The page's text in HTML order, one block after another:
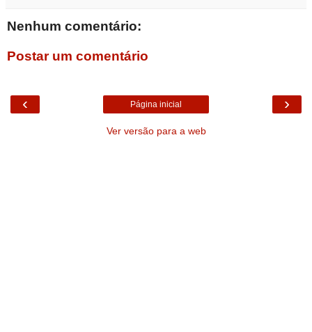
Nenhum comentário:
Postar um comentário
‹ ›
Página inicial
Ver versão para a web